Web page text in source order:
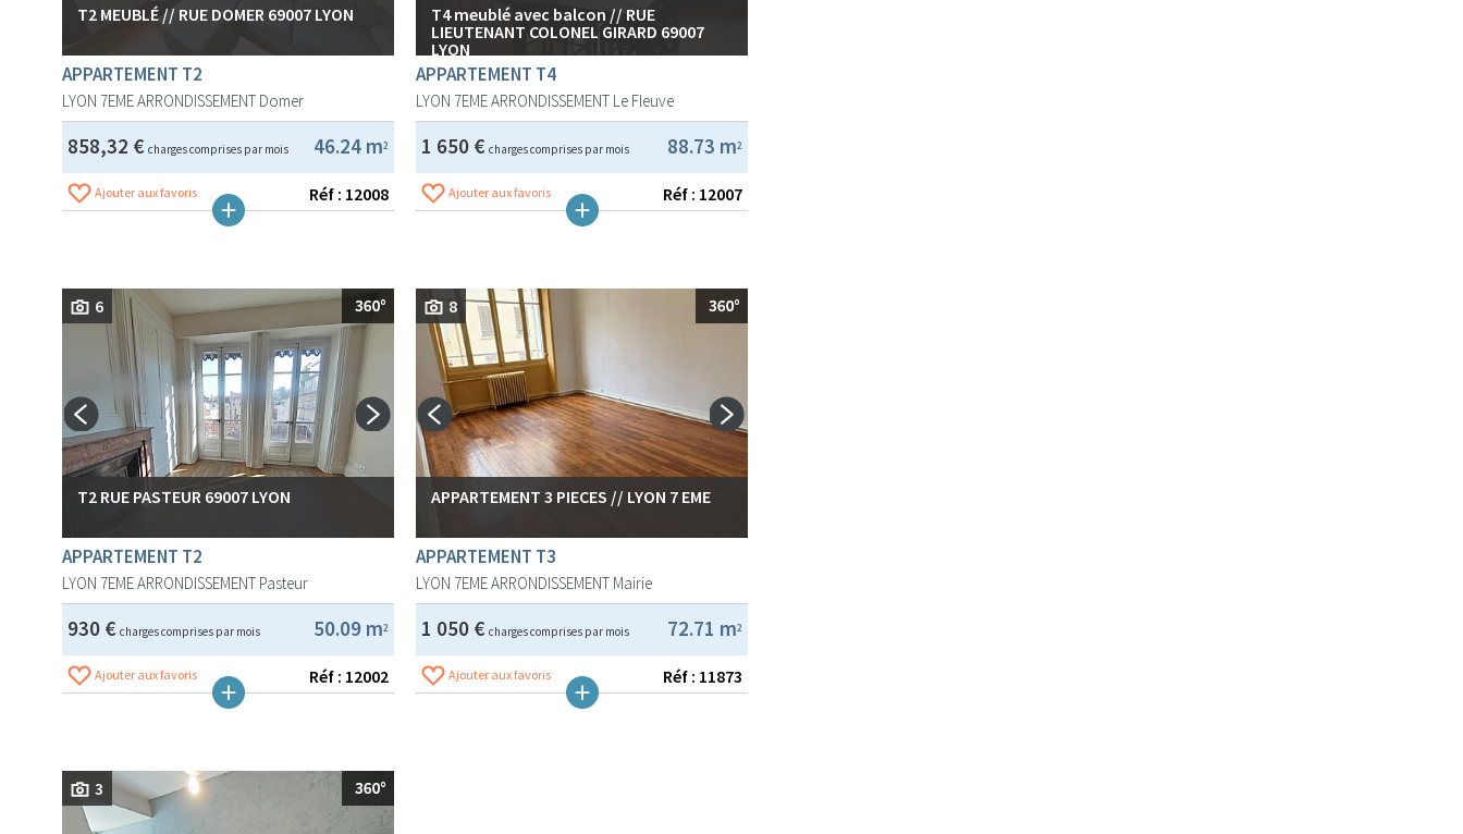
T2 MEUBLÉ // RUE DOMER 69007 LYON
APPARTEMENT T2
LYON 7EME ARRONDISSEMENT Domer
46.24 m2
858,32 € charges comprises par mois
Ajouter aux favoris Réf : 12008
T4 meublé avec balcon // RUE
LIEUTENANT COLONEL GIRARD 69007
LYON
APPARTEMENT T4
LYON 7EME ARRONDISSEMENT Le Fleuve
88.73 m2
1 650 € charges comprises par mois
Ajouter aux favoris Réf : 12007
6
T2 RUE PASTEUR 69007 LYON
APPARTEMENT T2
LYON 7EME ARRONDISSEMENT Pasteur
50.09 m2
930 € charges comprises par mois
Ajouter aux favoris Réf : 12002
8
APPARTEMENT 3 PIECES // LYON 7 EME
APPARTEMENT T3
LYON 7EME ARRONDISSEMENT Mairie
72.71 m2
1 050 € charges comprises par mois
Ajouter aux favoris Réf : 11873
3